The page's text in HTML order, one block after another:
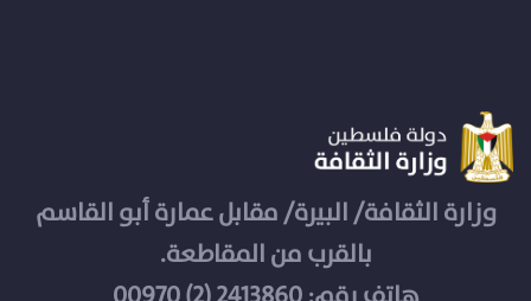
وزارة الثقافة/ البيرة/ مقابل عمارة أبو القاسم
بالقرب من المقاطعة.